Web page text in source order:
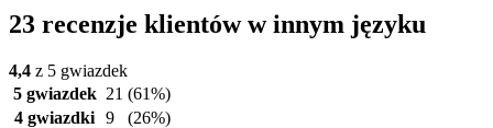
23 recenzje klientów w innym języku
4,4 z 5 gwiazdek
5 gwiazdek 21 (61%)
4 gwiazdki 9 (26%)